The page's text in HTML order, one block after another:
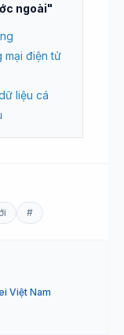
ngoài"
mại điện tử
liệu cá
#
Việt Nam